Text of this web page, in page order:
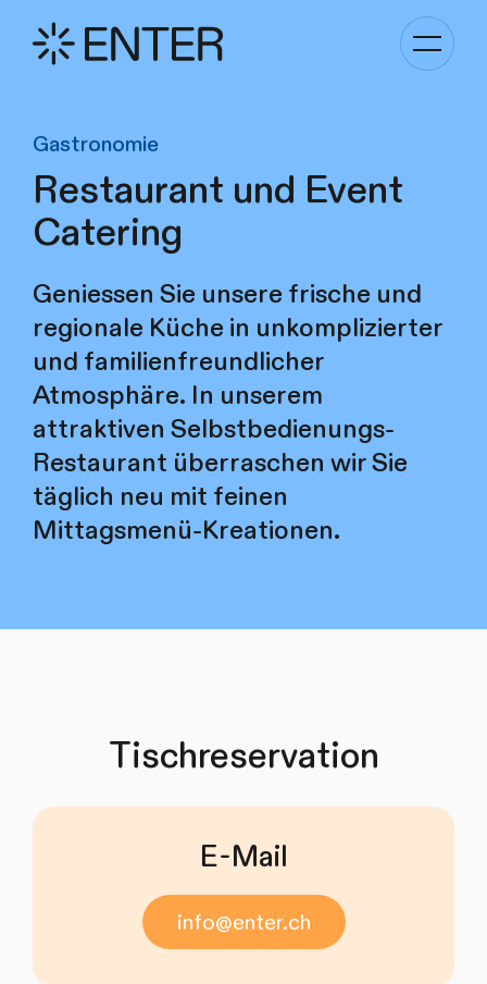
Gastronomie
Restaurant und Event
Catering
Geniessen Sie unsere frische und
regionale Küche in unkomplizierter
und familienfreundlicher
Atmosphäre. In unserem
attraktiven Selbstbedienungs-
Restaurant überraschen wir Sie
täglich neu mit feinen
Mittagsmenü-Kreationen.
Tischreservation
E-Mail
info@enter.ch